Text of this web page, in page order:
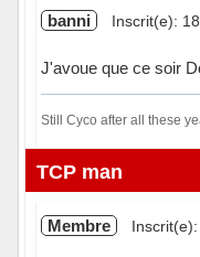
banni Inscrit(e):
J'avoue que ce soir
Still Cyco after all these
Hors ligne
TCP man
Membre